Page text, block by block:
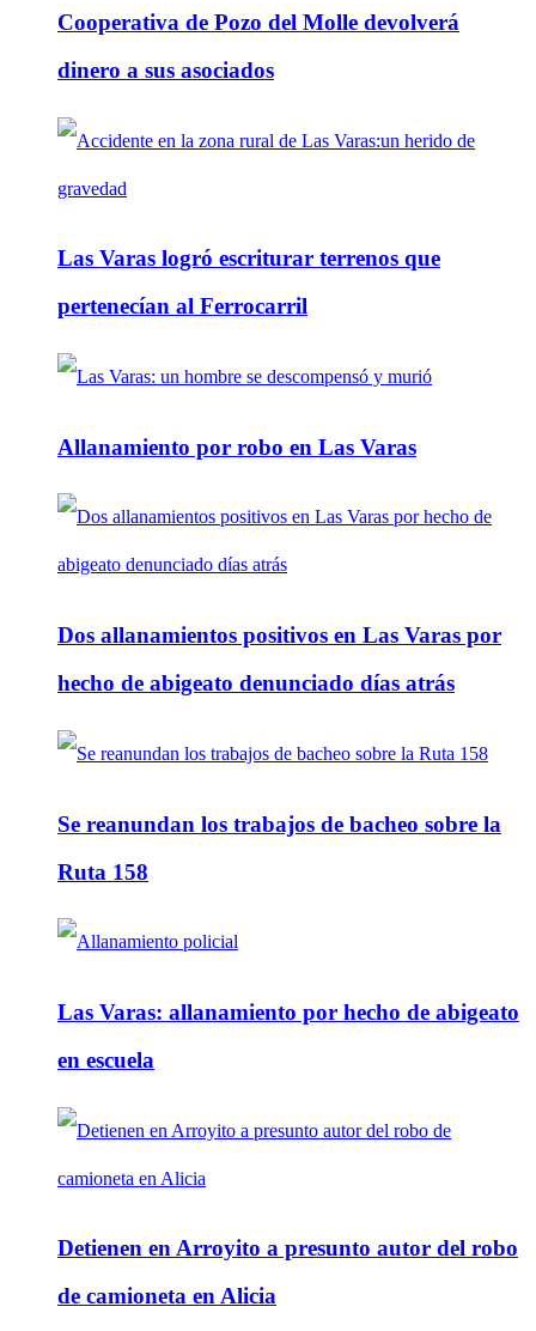
Cooperativa de Pozo del Molle devolverá
dinero a sus asociados
Las Varas logró escriturar terrenos que
pertenecían al Ferrocarril
Allanamiento por robo en Las Varas
Dos allanamientos positivos en Las Varas por
hecho de abigeato denunciado días atrás
Se reanundan los trabajos de bacheo sobre la
Ruta 158
Las Varas: allanamiento por hecho de abigeato
en escuela
Detienen en Arroyito a presunto autor del robo
de camioneta en Alicia